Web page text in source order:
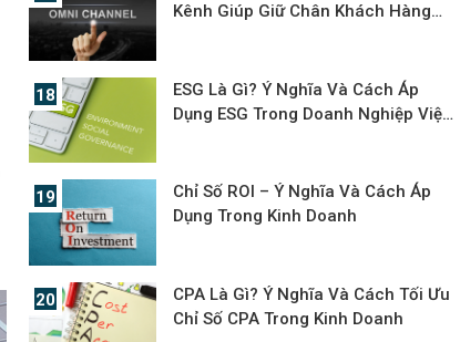
Kênh Giúp Giữ Chân Khách Hàng
ESG Là Gì? Ý Nghĩa Và Cách Áp
Dụng ESG Trong Doanh Nghiệp Việt
Chỉ Số ROI – Ý Nghĩa Và Cách Áp
Dụng Trong Kinh Doanh
CPA Là Gì? Ý Nghĩa Và Cách Tối Ưu
Chỉ Số CPA Trong Kinh Doanh